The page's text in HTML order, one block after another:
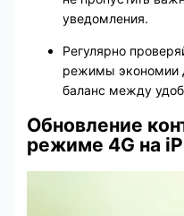
уведомления.
Регулярно
режимы экономии
баланс между
Обновление
режиме 4G на